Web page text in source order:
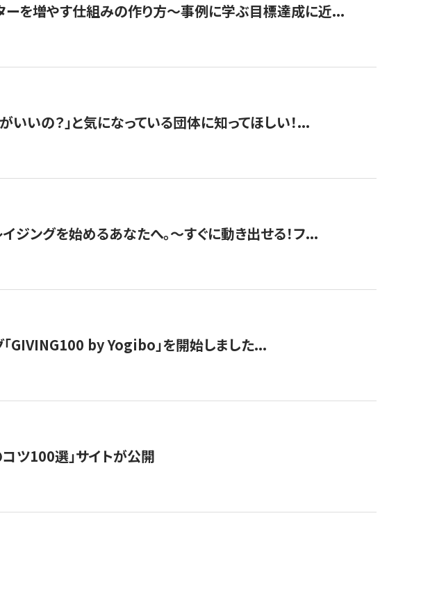
ターを増やす仕組みの作り方〜事例に学ぶ目標達成に近...
いいの？」と気になっている団体に知ってほしい！...
イジングを始めるあなたへ。〜すぐに動き出せる！フ...
GIVING100 by Yogibo」を開始しました...
ツ100選」サイトが公開